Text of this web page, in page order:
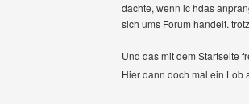
dachte, wenn ic hdas
sich ums Forum handelt.
Und das mit dem Startseite
Hier dann doch mal ein Lob